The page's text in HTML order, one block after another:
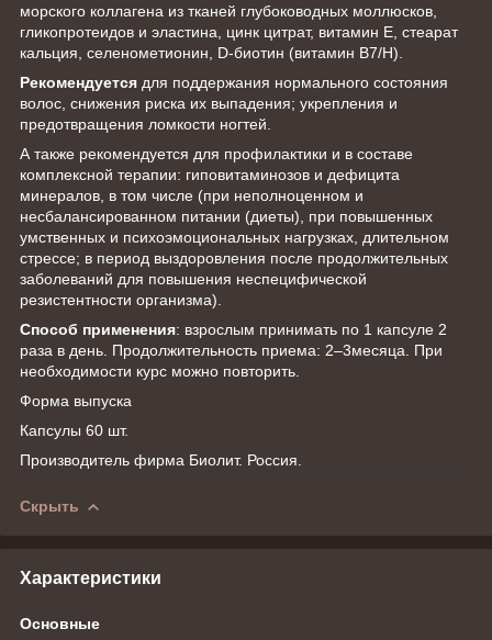
морского коллагена из тканей глубоководных моллюсков,
гликопротеидов и эластина, цинк цитрат, витамин Е, стеарат
кальция, селенометионин, D-биотин (витамин В7/Н).
Рекомендуется для поддержания нормального состояния
волос, снижения риска их выпадения; укрепления и
предотвращения ломкости ногтей.
А также рекомендуется для профилактики и в составе
комплексной терапии: гиповитаминозов и дефицита
минералов, в том числе (при неполноценном и
несбалансированном питании (диеты), при повышенных
умственных и психоэмоциональных нагрузках, длительном
стрессе; в период выздоровления после продолжительных
заболеваний для повышения неспецифической
резистентности организма).
Способ применения: взрослым принимать по 1 капсуле 2
раза в день. Продолжительность приема: 2–3месяца. При
необходимости курс можно повторить.
Форма выпуска
Капсулы 60 шт.
Производитель фирма Биолит. Россия.
Скрыть
Характеристики
Основные